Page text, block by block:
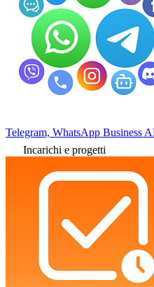
Telegram, WhatsApp Business
Incarichi e progetti